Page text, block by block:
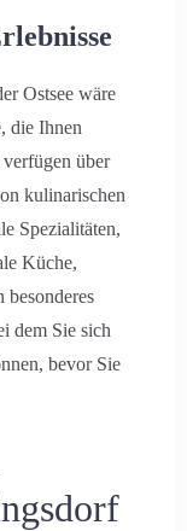
Ostsee wäre
die Ihnen
über
kulinarischen
Spezialitäten,
Küche,
besonderes
dem Sie sich
bevor Sie